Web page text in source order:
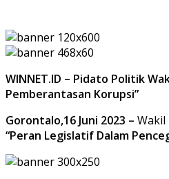
WINNET.ID – Pidato Politik
Pemberantasan Korupsi”
Gorontalo,16 Juni 2023 – Wakil
“Peran Legislatif Dalam